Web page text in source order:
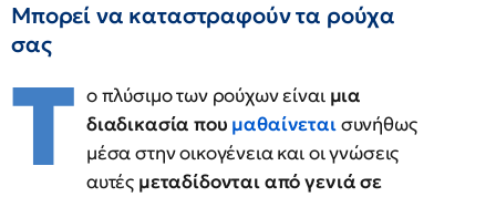
Μπορεί να καταστραφούν τα ρούχα
σας
Τ ο πλύσιμο των ρούχων είναι μια
διαδικασία που μαθαίνεταισυνήθως
μέσα στην οικογένεια και οι γνώσεις
αυτές μεταδίδονται από γενιά σε